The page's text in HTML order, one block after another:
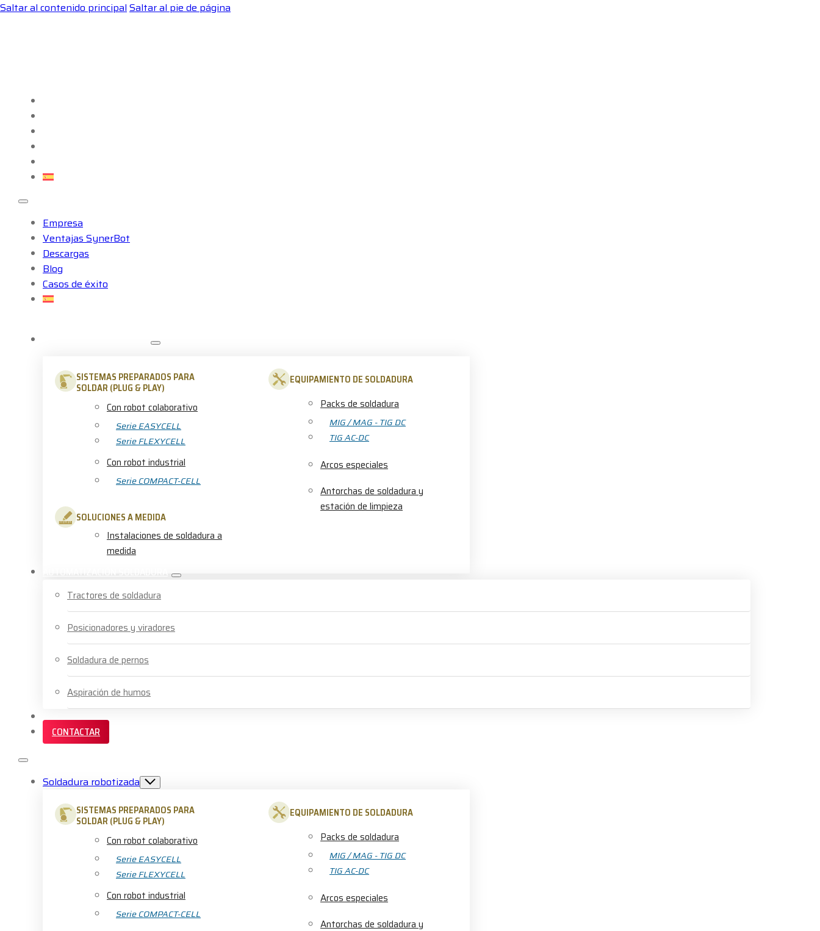
Saltar al contenido principalSaltar al pie de página
Empresa
Ventajas SynerBot
Descargas
Blog
Casos de éxito
SISTEMAS PREPARADOS PARA
SOLDAR (PLUG & PLAY)
Con robot colaborativo
Serie EASYCELL
Serie FLEXYCELL
Con robot industrial
Serie COMPACT-CELL
SOLUCIONES A MEDIDA
Instalaciones de soldadura a
medida
EQUIPAMIENTO DE SOLDADURA
Packs de soldadura
MIG / MAG - TIG DC
TIG AC-DC
Arcos especiales
Antorchas de soldadura y
estación de limpieza
Tractores de soldadura
Posicionadores y viradores
Soldadura de pernos
Aspiración de humos
SERVICIOS Y FORMACIÓN
CONTACTAR
Soldadura robotizada
SISTEMAS PREPARADOS PARA
SOLDAR (PLUG & PLAY)
Con robot colaborativo
Serie EASYCELL
Serie FLEXYCELL
Con robot industrial
Serie COMPACT-CELL
EQUIPAMIENTO DE SOLDADURA
Packs de soldadura
MIG / MAG - TIG DC
TIG AC-DC
Arcos especiales
Antorchas de soldadura y